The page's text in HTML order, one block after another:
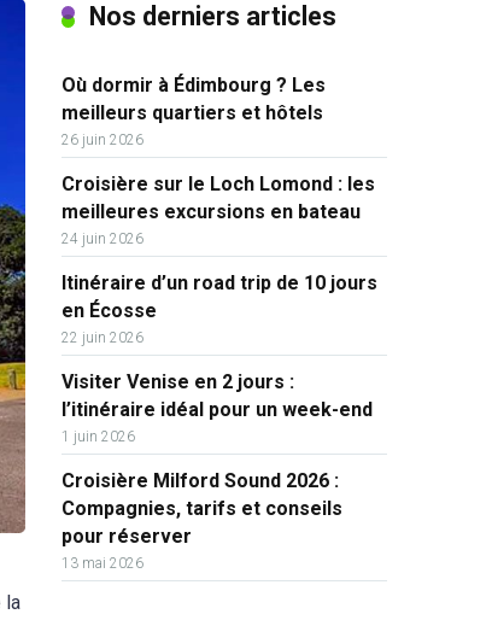
la
Nos derniers articles
Où dormir à Édimbourg ? Les
meilleurs quartiers et hôtels
26 juin 2026
Croisière sur le Loch Lomond : les
meilleures excursions en bateau
24 juin 2026
Itinéraire d’un road trip de 10 jours
en Écosse
22 juin 2026
Visiter Venise en 2 jours :
l’itinéraire idéal pour un week-end
1 juin 2026
Croisière Milford Sound 2026 :
Compagnies, tarifs et conseils
pour réserver
13 mai 2026